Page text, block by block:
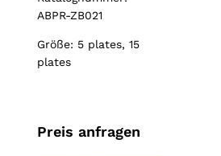
ABPR-ZB021
Größe: 5 plates, 15
plates
Preis anfragen